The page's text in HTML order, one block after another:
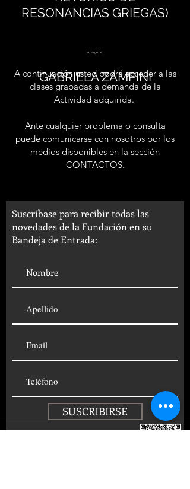
RESONANCIAS GRIEGAS)
A continuación usted podrá acceder a las
clases grabadas a demanda de la
Actividad adquirida.
Ante cualquier problema o consulta
puede comunicarse con nosotros por los
medios disponibles en la sección
CONTACTOS.
A cargo de:
GABRIELA ZAMPINI
Suscríbase para recibir todas las
novedades de la Fundación en su
Bandeja de Entrada:
SUSCRIBIRSE